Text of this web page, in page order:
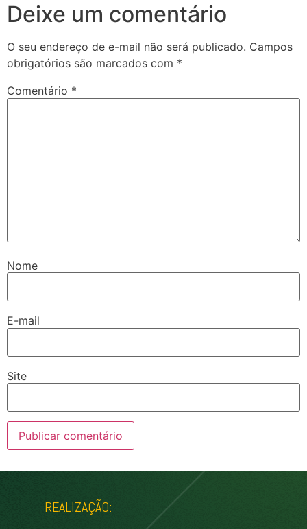
Deixe um comentário
O seu endereço de e-mail não será publicado. Campos
obrigatórios são marcados com *
Comentário *
Nome
E-mail
Site
REALIZAÇÃO: